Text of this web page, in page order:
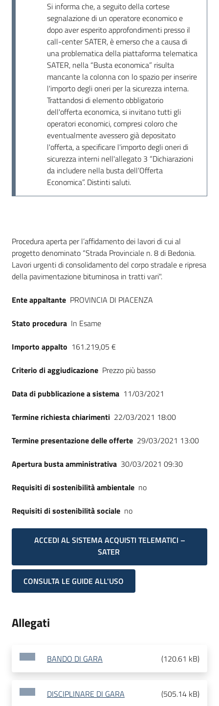
Si informa che, a seguito della cortese
segnalazione di un operatore economico e
dopo aver esperito approfondimenti presso il
call-center SATER, è emerso che a causa di
una problematica della piattaforma telematica
SATER, nella “Busta economica” risulta
mancante la colonna con lo spazio per inserire
l'importo degli oneri per la sicurezza interna.
Trattandosi di elemento obbligatorio
dell'offerta economica, si invitano tutti gli
operatori economici, compresi coloro che
eventualmente avessero già depositato
l'offerta, a specificare l'importo degli oneri di
sicurezza interni nell'allegato 3 “Dichiarazioni
da includere nella busta dell’Offerta
Economica”. Distinti saluti.
Dati del bando
Procedura aperta per l’affidamento dei lavori di cui al
progetto denominato “Strada Provinciale n. 8 di Bedonia.
Lavori urgenti di consolidamento del corpo stradale e ripresa
della pavimentazione bituminosa in tratti vari".
Ente appaltante PROVINCIA DI PIACENZA
Stato procedura In Esame
Importo appalto 161.219,05 €
Criterio di aggiudicazione Prezzo più basso
Data di pubblicazione a sistema 11/03/2021
Termine richiesta chiarimenti 22/03/2021 18:00
Termine presentazione delle offerte 29/03/2021 13:00
Apertura busta amministrativa 30/03/2021 09:30
Requisiti di sostenibilità ambientale no
Requisiti di sostenibilità sociale no
ACCEDI AL SISTEMA ACQUISTI TELEMATICI –
SATER
CONSULTA LE GUIDE ALL'USO
Allegati
BANDO DI GARA (120.61 kB)
DISCIPLINARE DI GARA (505.14 kB)